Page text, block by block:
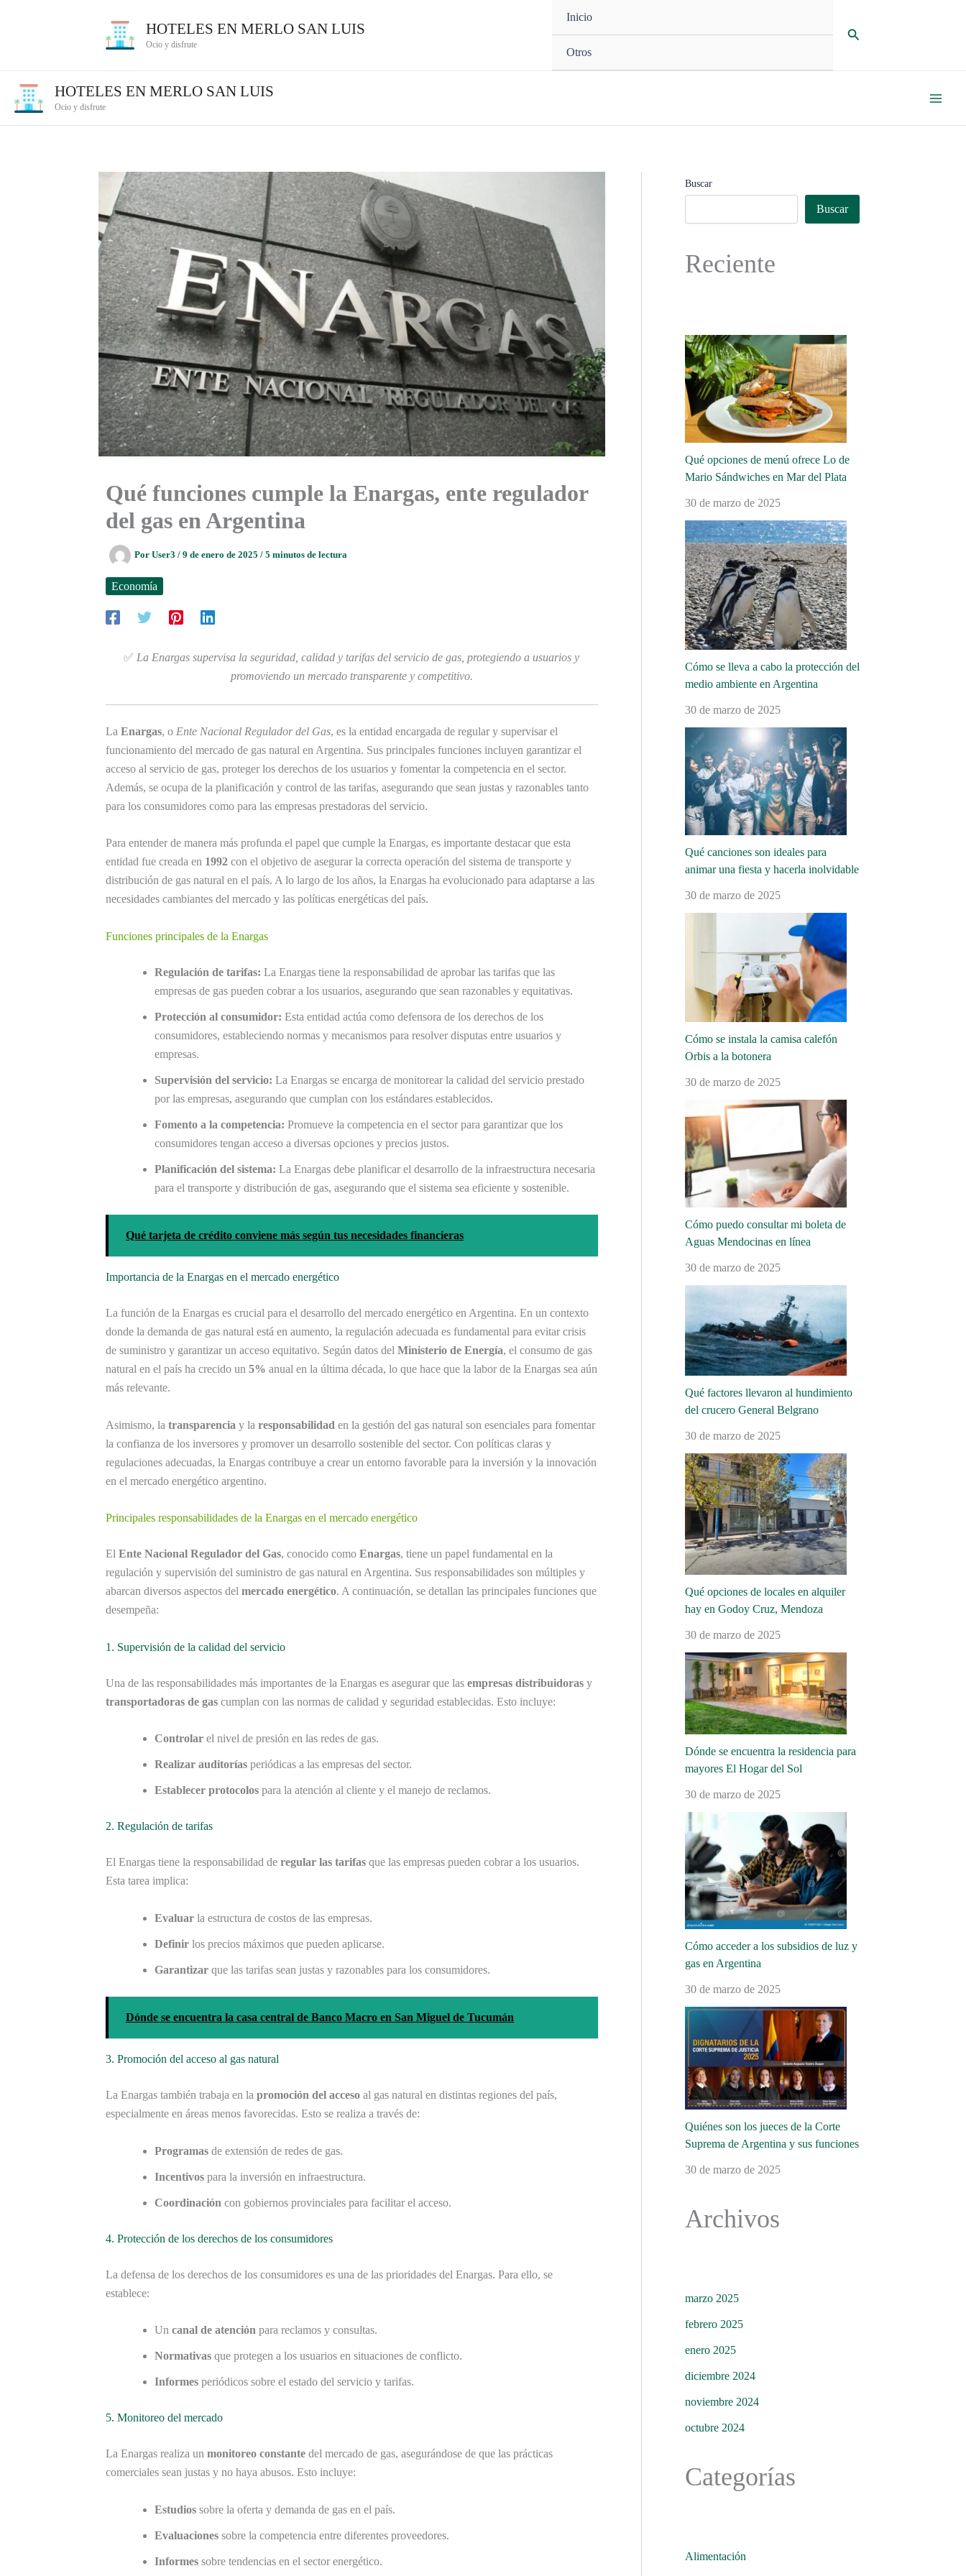
HOTELES EN MERLO SAN LUIS
Ocio y disfrute
Inicio
Otros
Buscar
HOTELES EN MERLO SAN LUIS
Ocio y disfrute
Qué funciones cumple la Enargas, ente regulador
del gas en Argentina
Por User3 / 9 de enero de 2025 / 5 minutos de lectura
Economía
✅ La Enargas supervisa la seguridad, calidad y tarifas del servicio de gas, protegiendo a usuarios y
promoviendo un mercado transparente y competitivo.
La Enargas, o Ente Nacional Regulador del Gas, es la entidad encargada de regular y supervisar el
funcionamiento del mercado de gas natural en Argentina. Sus principales funciones incluyen garantizar el
acceso al servicio de gas, proteger los derechos de los usuarios y fomentar la competencia en el sector.
Además, se ocupa de la planificación y control de las tarifas, asegurando que sean justas y razonables tanto
para los consumidores como para las empresas prestadoras del servicio.
Para entender de manera más profunda el papel que cumple la Enargas, es importante destacar que esta
entidad fue creada en 1992 con el objetivo de asegurar la correcta operación del sistema de transporte y
distribución de gas natural en el país. A lo largo de los años, la Enargas ha evolucionado para adaptarse a las
necesidades cambiantes del mercado y las políticas energéticas del país.
Funciones principales de la Enargas
Regulación de tarifas: La Enargas tiene la responsabilidad de aprobar las tarifas que las
empresas de gas pueden cobrar a los usuarios, asegurando que sean razonables y equitativas.
Protección al consumidor: Esta entidad actúa como defensora de los derechos de los
consumidores, estableciendo normas y mecanismos para resolver disputas entre usuarios y
empresas.
Supervisión del servicio: La Enargas se encarga de monitorear la calidad del servicio prestado
por las empresas, asegurando que cumplan con los estándares establecidos.
Fomento a la competencia: Promueve la competencia en el sector para garantizar que los
consumidores tengan acceso a diversas opciones y precios justos.
Planificación del sistema: La Enargas debe planificar el desarrollo de la infraestructura necesaria
para el transporte y distribución de gas, asegurando que el sistema sea eficiente y sostenible.
Qué tarjeta de crédito conviene más según tus necesidades financieras
Importancia de la Enargas en el mercado energético
La función de la Enargas es crucial para el desarrollo del mercado energético en Argentina. En un contexto
donde la demanda de gas natural está en aumento, la regulación adecuada es fundamental para evitar crisis
de suministro y garantizar un acceso equitativo. Según datos del Ministerio de Energía, el consumo de gas
natural en el país ha crecido un 5% anual en la última década, lo que hace que la labor de la Enargas sea aún
más relevante.
Asimismo, la transparencia y la responsabilidad en la gestión del gas natural son esenciales para fomentar
la confianza de los inversores y promover un desarrollo sostenible del sector. Con políticas claras y
regulaciones adecuadas, la Enargas contribuye a crear un entorno favorable para la inversión y la innovación
en el mercado energético argentino.
Principales responsabilidades de la Enargas en el mercado energético
El Ente Nacional Regulador del Gas, conocido como Enargas, tiene un papel fundamental en la
regulación y supervisión del suministro de gas natural en Argentina. Sus responsabilidades son múltiples y
abarcan diversos aspectos del mercado energético. A continuación, se detallan las principales funciones que
desempeña:
1. Supervisión de la calidad del servicio
Una de las responsabilidades más importantes de la Enargas es asegurar que las empresas distribuidoras y
transportadoras de gas cumplan con las normas de calidad y seguridad establecidas. Esto incluye:
Controlar el nivel de presión en las redes de gas.
Realizar auditorías periódicas a las empresas del sector.
Establecer protocolos para la atención al cliente y el manejo de reclamos.
2. Regulación de tarifas
El Enargas tiene la responsabilidad de regular las tarifas que las empresas pueden cobrar a los usuarios.
Esta tarea implica:
Evaluar la estructura de costos de las empresas.
Definir los precios máximos que pueden aplicarse.
Garantizar que las tarifas sean justas y razonables para los consumidores.
Dónde se encuentra la casa central de Banco Macro en San Miguel de Tucumán
3. Promoción del acceso al gas natural
La Enargas también trabaja en la promoción del acceso al gas natural en distintas regiones del país,
especialmente en áreas menos favorecidas. Esto se realiza a través de:
Programas de extensión de redes de gas.
Incentivos para la inversión en infraestructura.
Coordinación con gobiernos provinciales para facilitar el acceso.
4. Protección de los derechos de los consumidores
La defensa de los derechos de los consumidores es una de las prioridades del Enargas. Para ello, se
establece:
Un canal de atención para reclamos y consultas.
Normativas que protegen a los usuarios en situaciones de conflicto.
Informes periódicos sobre el estado del servicio y tarifas.
5. Monitoreo del mercado
La Enargas realiza un monitoreo constante del mercado de gas, asegurándose de que las prácticas
comerciales sean justas y no haya abusos. Esto incluye:
Estudios sobre la oferta y demanda de gas en el país.
Evaluaciones sobre la competencia entre diferentes proveedores.
Informes sobre tendencias en el sector energético.
Buscar
Buscar
Reciente
Qué opciones de menú ofrece Lo de
Mario Sándwiches en Mar del Plata
30 de marzo de 2025
Cómo se lleva a cabo la protección del
medio ambiente en Argentina
30 de marzo de 2025
Qué canciones son ideales para
animar una fiesta y hacerla inolvidable
30 de marzo de 2025
Cómo se instala la camisa calefón
Orbis a la botonera
30 de marzo de 2025
Cómo puedo consultar mi boleta de
Aguas Mendocinas en línea
30 de marzo de 2025
Qué factores llevaron al hundimiento
del crucero General Belgrano
30 de marzo de 2025
Qué opciones de locales en alquiler
hay en Godoy Cruz, Mendoza
30 de marzo de 2025
Dónde se encuentra la residencia para
mayores El Hogar del Sol
30 de marzo de 2025
Cómo acceder a los subsidios de luz y
gas en Argentina
30 de marzo de 2025
Quiénes son los jueces de la Corte
Suprema de Argentina y sus funciones
30 de marzo de 2025
Archivos
marzo 2025
febrero 2025
enero 2025
diciembre 2024
noviembre 2024
octubre 2024
Categorías
Alimentación